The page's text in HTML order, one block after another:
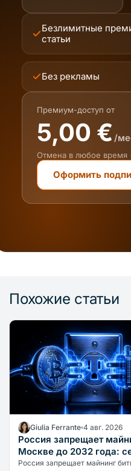
Безлимитные
статьи
Без рекламы
Премиум-доступ от
5,00 € /
Отмена в любое время
Оформить
Похожие статьи
Giulia Ferrante 4 авг. 2026
Россия запрещает
Москве до 2032 года:
важнее крипты
Россия запрещает майнинг